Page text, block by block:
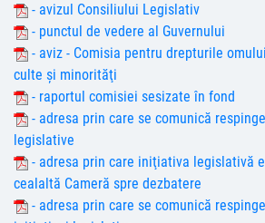
- avizul Consiliului Legislativ
- punctul de vedere al Guvernului
- aviz - Comisia pentru drepturile
culte şi minorităţi
- raportul comisiei sesizate în fond
- adresa prin care se comunică
legislative
- adresa prin care iniţiativa legislativă
cealaltă Cameră spre dezbatere
- adresa prin care se comunică